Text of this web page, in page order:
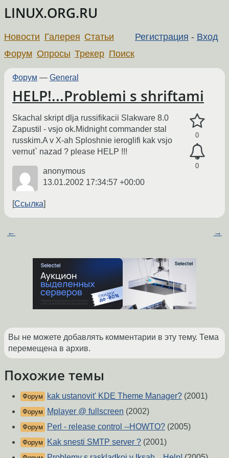
LINUX.ORG.RU
Регистрация - Вход
Новости Галерея Статьи
Форум Опросы Трекер Поиск
Форум — General
HELP!...Problemi s shriftami
0
0
Skachal skript dlja russifikacii Slakware 8.0
Zapustil - vsjo ok.Midnight commander stal
russkim.A v X-ah Sploshnie ieroglifi kak vsjo
vernut` nazad ? please HELP !!!
anonymous
13.01.2002 17:34:57 +00:00
Ссылка
← →
Вы не можете добавлять комментарии в эту тему. Тема
перемещена в архив.
Похожие темы
Форум kak ustanovit' KDE Theme Manager? (2001)
Форум Mplayer @ fullscreen (2002)
Форум Perl - release control --HOWTO? (2005)
Форум Kak snesti SMTP server ? (2001)